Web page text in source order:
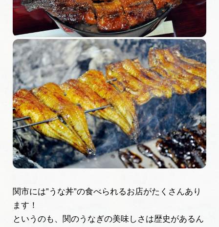
フォトライブラリー
動画ライブラリー
お問い合わせ
運営組織
広告掲載
サイトポリシー
関市には”うな丼”の食べられるお店がたくさんあり
ます！
というのも、関のうなぎの美味しさは歴史があるん